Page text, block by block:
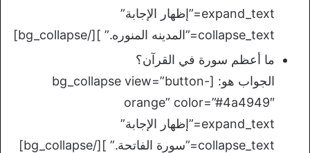
expand_text=”إظهار الإجابة”
collapse_text=”المدينه المنوره.” ][/bg_collapse]
ما أعظم سورة في القرآن؟
الجواب هو: [bg_collapse view=”button-
orange” color=”#4a4949″
expand_text=”إظهار الإجابة”
collapse_text=”سورة الفاتحة.” ][/bg_collapse]